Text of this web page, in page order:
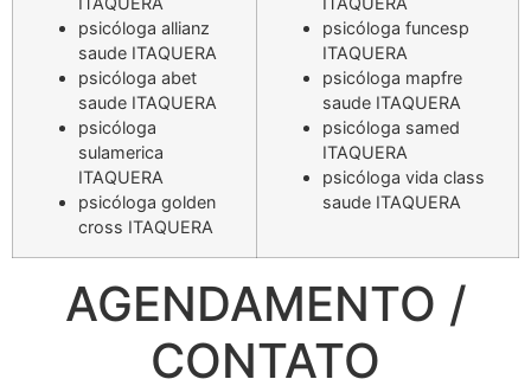
psicóloga allianz
saude ITAQUERA
psicóloga abet
saude ITAQUERA
psicóloga
sulamerica
ITAQUERA
psicóloga golden
cross ITAQUERA
psicóloga funcesp
ITAQUERA
psicóloga mapfre
saude ITAQUERA
psicóloga samed
ITAQUERA
psicóloga vida class
saude ITAQUERA
AGENDAMENTO /
CONTATO